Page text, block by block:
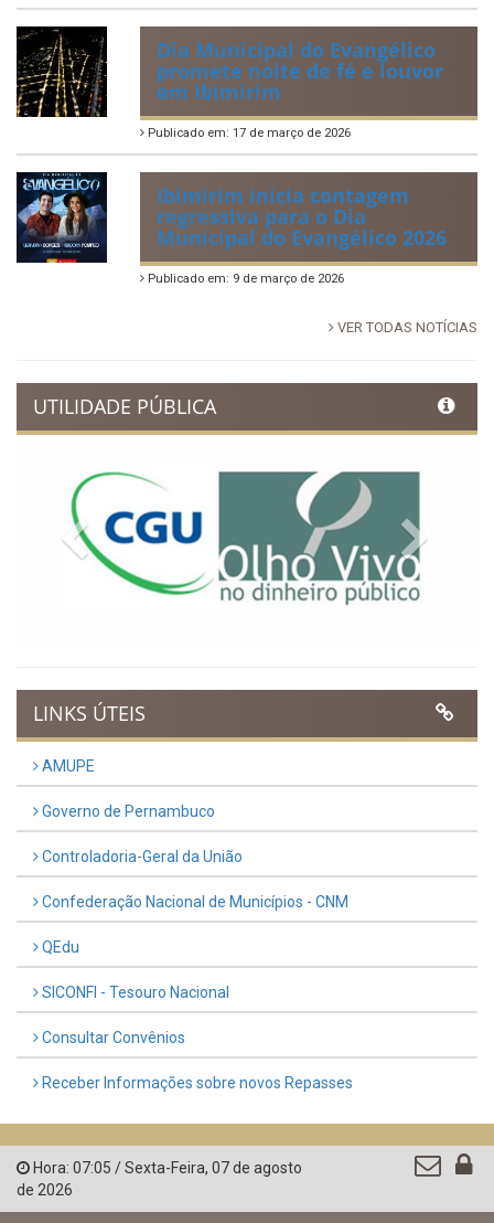
Dia Municipal do Evangélico
promete noite de fé e louvor
em Ibimirim
Publicado em: 17 de março de 2026
Ibimirim inicia contagem
regressiva para o Dia
Municipal do Evangélico 2026
Publicado em: 9 de março de 2026
VER TODAS NOTÍCIAS
UTILIDADE PÚBLICA
Previous
LINKS ÚTEIS
AMUPE
Governo de Pernambuco
Controladoria-Geral da União
Confederação Nacional de Municípios - CNM
QEdu
SICONFI - Tesouro Nacional
Consultar Convênios
Receber Informações sobre novos Repasses
Hora: 07:05 /Sexta-Feira, 07 de agosto
de 2026